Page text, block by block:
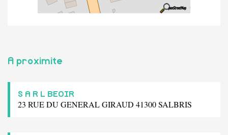
A proximite
S A R L BEOIR
23 RUE DU GENERAL GIRAUD 41300 SALBRIS